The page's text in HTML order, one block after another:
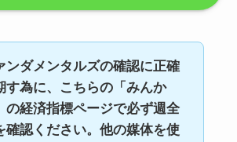
ンダメンタルズの確認に正確
す為に、こちらの「みんか
の経済指標ページで必ず週全
確認ください。他の媒体を使